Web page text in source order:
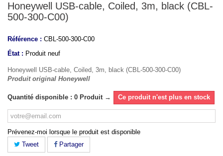
Honeywell USB-cable, Coiled, 3m, black (CBL-
500-300-C00)
Référence : CBL-500-300-C00
État : Produit neuf
Honeywell USB-cable, Coiled, 3m, black (CBL-500-300-C00)
Produit original Honeywell
Quantité disponible : 0 Produit → Ce produit n'est plus en stock
Prévenez-moi lorsque le produit est disponible
Tweet
Partager